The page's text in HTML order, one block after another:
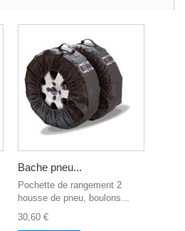
Bache pneu...
Pochette de rangement 2
housse de pneu, boulons...
30,60 €